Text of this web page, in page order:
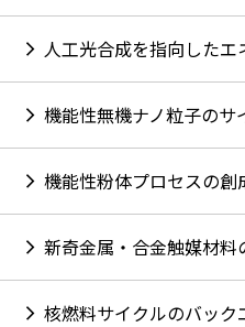
人工光合成を指向した
機能性無機ナノ粒子の
機能性粉体プロセスの
新奇金属・合金触媒材料
核燃料サイクルのバッ